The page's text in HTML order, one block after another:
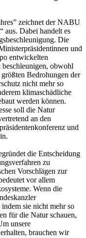
zeichnet der NABU
aus. Dabei handelt es
Die
und
entwickelten
obwohl
Bedrohungen der
nicht mehr so
klimaschädliche
werden können.
soll die Natur
an den
und
die Entscheidung
zu
Vorschlägen zur
vor allem
Wenn die
sie nicht mehr so
für die Natur schauen,
unsere
brauchen wir